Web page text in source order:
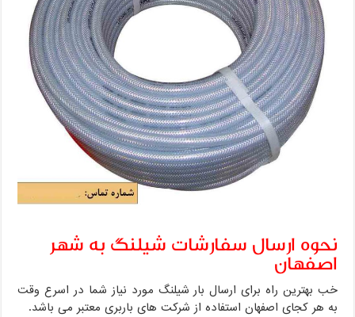
نحوه ارسال سفارشات شیلنگ به شهر
اصفهان
خب بهترین راه برای ارسال بار شیلنگ مورد نیاز شما در اسرع وقت
به هر کجای اصفهان استفاده از شرکت های باربری معتبر می باشد.